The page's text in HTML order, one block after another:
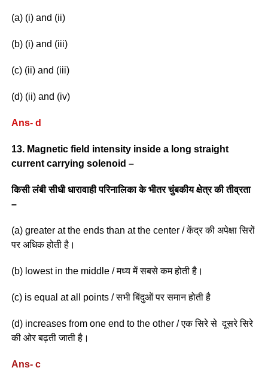
(a) (i) and (ii)
(b) (i) and (iii)
(c) (ii) and (iii)
(d) (ii) and (iv)
Ans- d
13. Magnetic field intensity inside a long straight
current carrying solenoid –
किसी लंबी सीधी धारावाही परिनालिका के भीतर चुंबकीय क्षेत्र की तीव्रता
–
(a) greater at the ends than at the center / केंद्र की अपेक्षा सिरों
पर अधिक होती है।
(b) lowest in the middle / मध्य में सबसे कम होती है।
(c) is equal at all points / सभी बिंदुओं पर समान होती है
(d) increases from one end to the other / एक सिरे से दूसरे सिरे
की ओर बढ़ती जाती है।
Ans- c